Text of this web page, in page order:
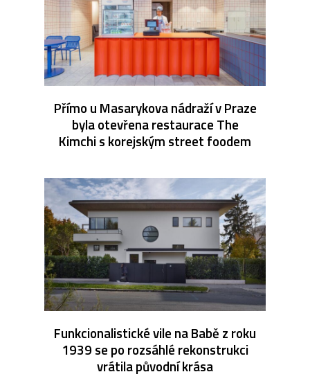
Přímo u Masarykova nádraží v Praze
byla otevřena restaurace The
Kimchi s korejským street foodem
Funkcionalistické vile na Babě z roku
1939 se po rozsáhlé rekonstrukci
vrátila původní krása